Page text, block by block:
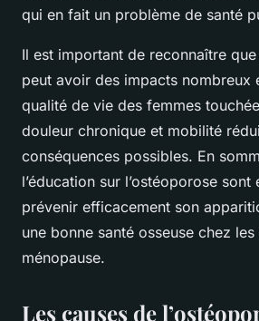
qui en fait un problème de santé
Il est important de reconnaître que
peut avoir des impacts nombreux
qualité de vie des femmes
douleur chronique et mobilité
conséquences possibles. En
l’éducation sur l’ostéoporose
prévenir efficacement son
une bonne santé osseuse chez
ménopause.
Les causes de